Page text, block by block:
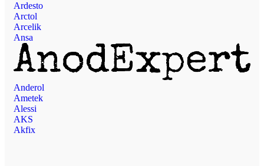
Ardesto
Arctol
Arcelik
Ansa
Anderol
Ametek
Alessi
AKS
Akfix